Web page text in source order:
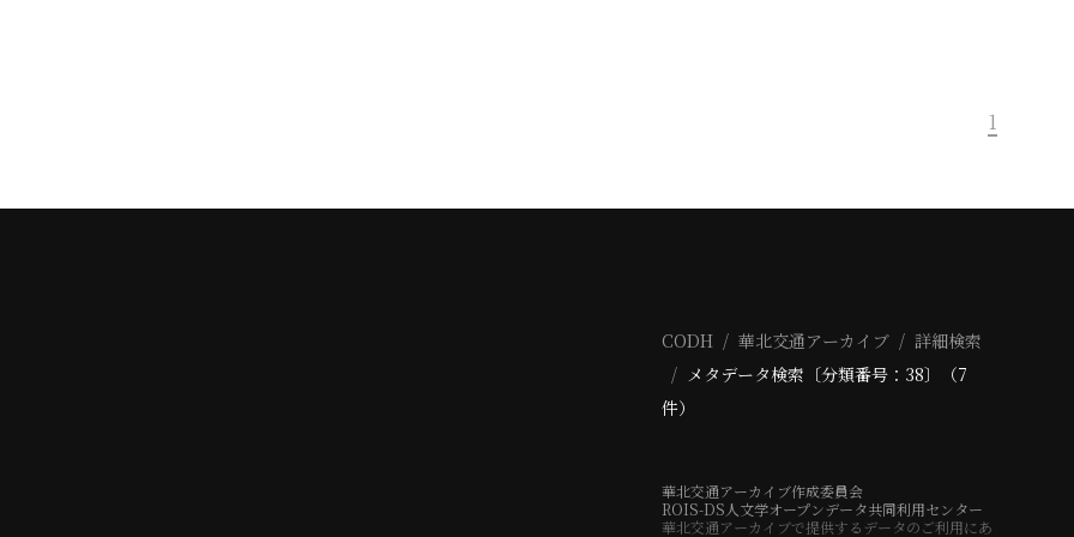
1
CODH 華北交通アーカイブ
詳細検索
メタデータ検索〔分類番号：38〕（7
件）
華北交通アーカイブ作成委員会
ROIS-DS人文学オープンデータ共同利用センター
華北交通アーカイブで提供するデータのご利用にあ